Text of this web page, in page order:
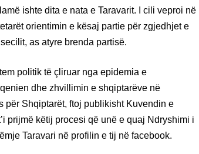
ishte dita e nata e Taravarit. I cili veproi në
orientimin e kësaj partie për zgjedhjet e
as atyre brenda partisë.
politik të çliruar nga epidemia e
dhe zhvillimin e shqiptarëve në
për Shqiptarët, ftoj publikisht Kuvendin e
prijmë këtij procesi që unë e quaj Ndryshimi i
Taravari në profilin e tij në facebook.